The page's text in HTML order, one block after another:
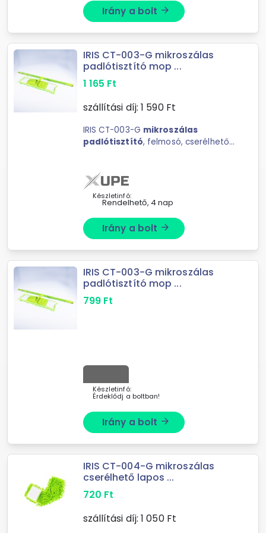
Irány a bolt arrow_forward
IRIS CT-003-G mikroszálas
padlótisztító mop ...
1 165 Ft
szállítási díj: 1 590Ft
IRIS CT-003-G mikroszálas
padlótisztító, felmosó, cserélhető
40 x 13 cm
Készletinfó:
Rendelhető, 4 nap
Irány a bolt arrow_forward
IRIS CT-003-G mikroszálas
padlótisztító mop ...
799 Ft
Készletinfó:
Érdeklődj a boltban!
Irány a bolt arrow_forward
IRIS CT-004-G mikroszálas
cserélhető lapos ...
720 Ft
szállítási díj: 1 050Ft